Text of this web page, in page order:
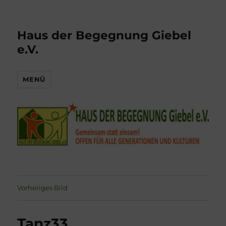
Haus der Begegnung Giebel
e.V.
MENÜ
Vorheriges Bild